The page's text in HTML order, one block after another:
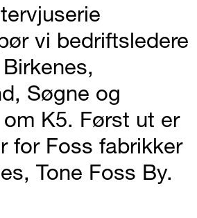
vi bedriftsledere
Søgne og
K5. Først ut er
for Foss fabrikker
Tone Foss By.